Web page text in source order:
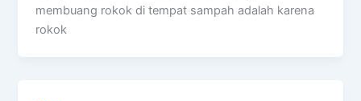
membuang rokok di tempat sampah adalah karena
rokok